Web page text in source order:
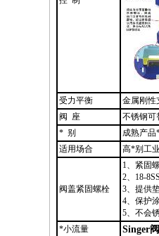
受力平衡
金属刚性
阀 座
不锈钢可
* 别 成熟产品
适用场合
高*别工
阀盖紧固螺栓
1、紧固
2、18-
3、提供
4、保护
5、不会
*小流量 Singer